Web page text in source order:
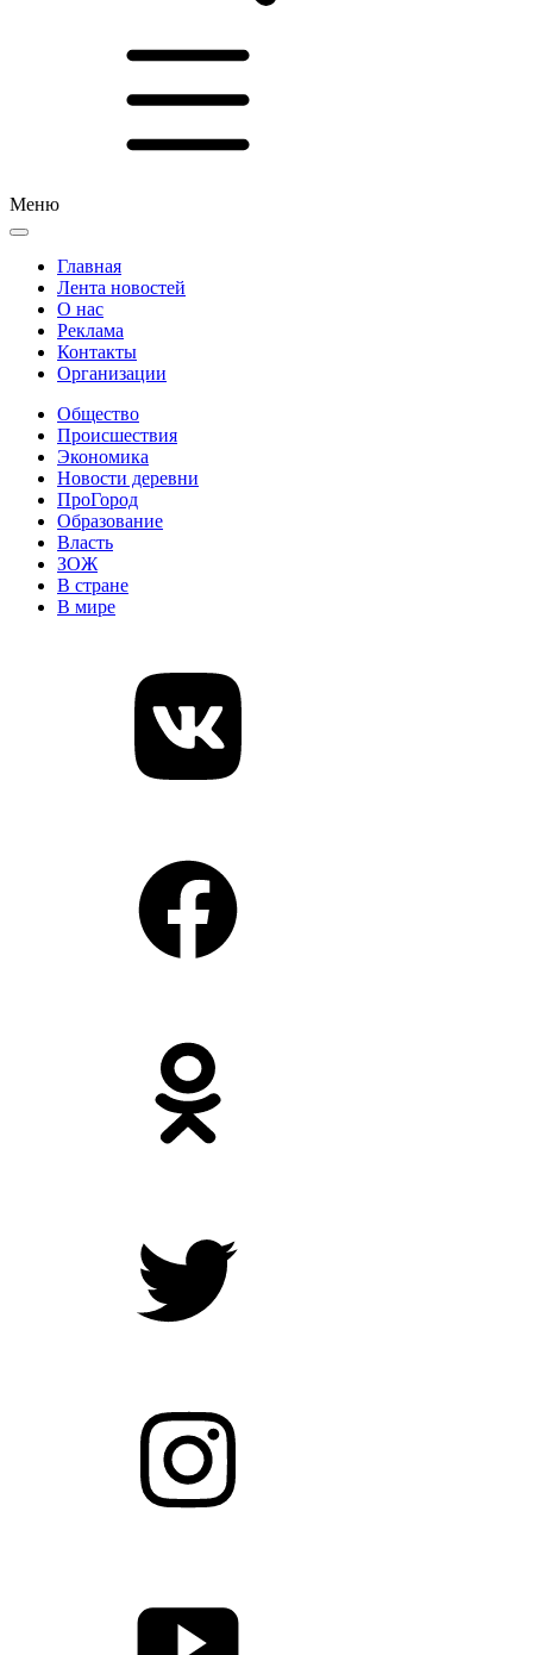
Меню
Главная
Лента новостей
О нас
Реклама
Контакты
Организации
Общество
Происшествия
Экономика
Новости деревни
ПроГород
Образование
Власть
ЗОЖ
В стране
В мире